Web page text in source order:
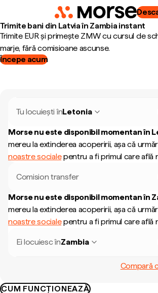
Trimite bani din Latvia în Zambia instant
Trimite EUR și primește ZMW cu cursul de
marje, fără comisioane ascunse.
Începe acum
Tu locuiești înLetonia
Morse nu este disponibil momentan în
mereu la extinderea acoperirii, așa că
noastre socialepentru a fi primul care află
Comision transfer
Morse nu este disponibil momentan în
mereu la extinderea acoperirii, așa că
noastre socialepentru a fi primul care află
Ei locuiesc înZambia
Compară
CUM FUNCȚIONEAZĂ